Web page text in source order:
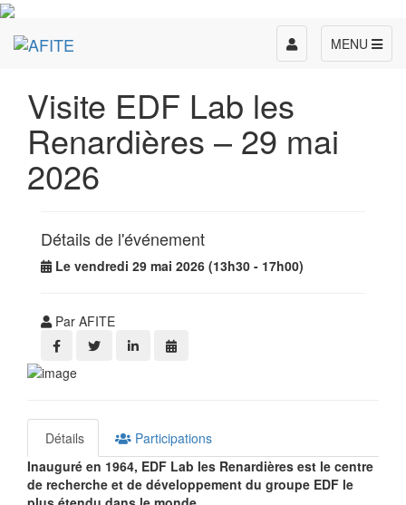
MENU
Toggle
navigation
Visite EDF Lab les
Renardières – 29 mai
2026
Détails de l'événement
Le vendredi 29 mai 2026 (13h30 - 17h00)
Par AFITE
Détails
Participations
Inauguré en 1964, EDF Lab les Renardières est le centre
de recherche et de développement du groupe EDF le